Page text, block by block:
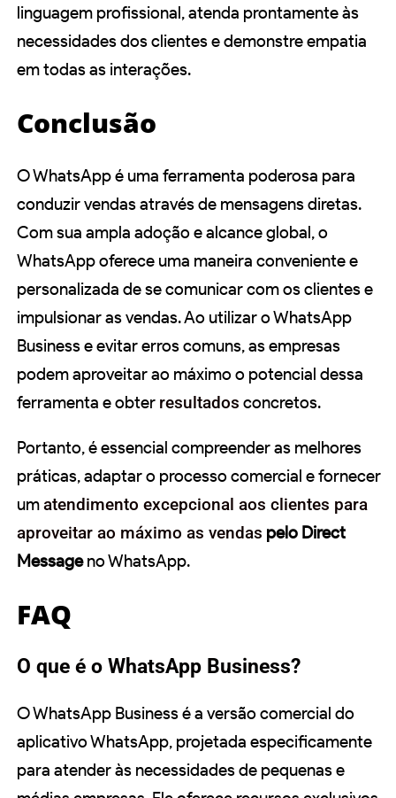
linguagem profissional, atenda prontamente às
necessidades dos clientes e demonstre empatia
em todas as interações.
Conclusão
O WhatsApp é uma ferramenta poderosa para
conduzir vendas através de mensagens diretas.
Com sua ampla adoção e alcance global, o
WhatsApp oferece uma maneira conveniente e
personalizada de se comunicar com os clientes e
impulsionar as vendas. Ao utilizar o WhatsApp
Business e evitar erros comuns, as empresas
podem aproveitar ao máximo o potencial dessa
ferramenta e obter resultados concretos.
Portanto, é essencial compreender as melhores
práticas, adaptar o processo comercial e fornecer
umatendimento excepcional aos clientes para
aproveitar ao máximo as vendas pelo Direct
Messageno WhatsApp.
FAQ
O que é o WhatsApp Business?
O WhatsApp Business é a versão comercial do
aplicativo WhatsApp, projetada especificamente
para atender às necessidades de pequenas e